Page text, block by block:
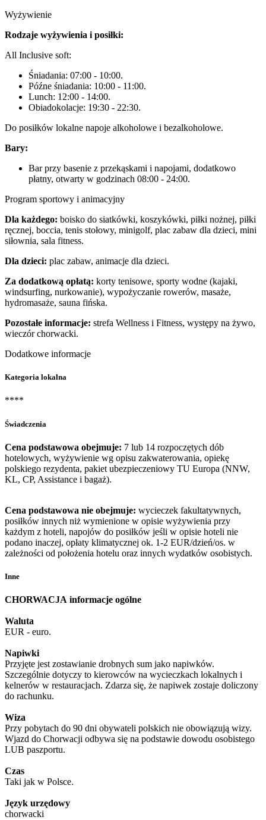
Wyżywienie
Rodzaje wyżywienia i posiłki:
All Inclusive soft:
Śniadania: 07:00 - 10:00.
Późne śniadania: 10:00 - 11:00.
Lunch: 12:00 - 14:00.
Obiadokolacje: 19:30 - 22:30.
Do posiłków lokalne napoje alkoholowe i bezalkoholowe.
Bary:
Bar przy basenie z przekąskami i napojami, dodatkowo
płatny, otwarty w godzinach 08:00 - 24:00.
Program sportowy i animacyjny
Dla każdego: boisko do siatkówki, koszykówki, piłki nożnej, piłki
ręcznej, boccia, tenis stołowy, minigolf, plac zabaw dla dzieci, mini
siłownia, sala fitness.
Dla dzieci: plac zabaw, animacje dla dzieci.
Za dodatkową opłatą: korty tenisowe, sporty wodne (kajaki,
windsurfing, nurkowanie), wypożyczanie rowerów, masaże,
hydromasaże, sauna fińska.
Pozostałe informacje: strefa Wellness i Fitness, występy na żywo,
wieczór chorwacki.
Dodatkowe informacje
Kategoria lokalna
****
Świadczenia
Cena podstawowa obejmuje: 7 lub 14 rozpoczętych dób
hotelowych, wyżywienie wg opisu zakwaterowania, opiekę
polskiego rezydenta, pakiet ubezpieczeniowy TU Europa (NNW,
KL, CP, Assistance i bagaż).
Cena podstawowa nie obejmuje: wycieczek fakultatywnych,
posiłków innych niż wymienione w opisie wyżywienia przy
każdym z hoteli, napojów do posiłków jeśli w opisie hoteli nie
podano inaczej, opłaty klimatycznej ok. 1-2 EUR/dzień/os. w
zależności od położenia hotelu oraz innych wydatków osobistych.
Inne
CHORWACJA informacje ogólne
Waluta
EUR - euro.
Napiwki
Przyjęte jest zostawianie drobnych sum jako napiwków.
Szczególnie dotyczy to kierowców na wycieczkach lokalnych i
kelnerów w restauracjach. Zdarza się, że napiwek zostaje doliczony
do rachunku.
Wiza
Przy pobytach do 90 dni obywateli polskich nie obowiązują wizy.
Wjazd do Chorwacji odbywa się na podstawie dowodu osobistego
LUB paszportu.
Czas
Taki jak w Polsce.
Język urzędowy
chorwacki